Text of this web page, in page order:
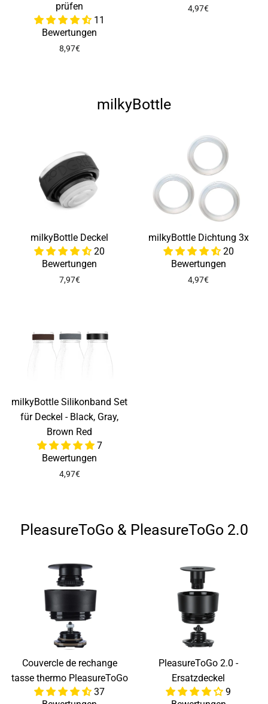
prüfen
11
Bewertungen
8,97€
4,97€
milkyBottle
milkyBottle Deckel
20
Bewertungen
7,97€
milkyBottle Dichtung 3x
20
Bewertungen
4,97€
milkyBottle Silikonband Set
für Deckel - Black, Gray,
Brown Red
7
Bewertungen
4,97€
PleasureToGo & PleasureToGo 2.0
Couvercle de rechange
tasse thermo PleasureToGo
37
PleasureToGo 2.0 -
Ersatzdeckel
9